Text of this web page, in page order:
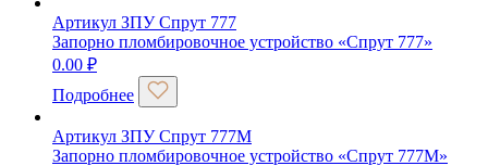
Артикул ЗПУ Спрут 777
Запорно пломбировочное устройство «Спрут 777»
0.00 ₽
Подробнее
Артикул ЗПУ Спрут 777М
Запорно пломбировочное устройство «Спрут 777М»